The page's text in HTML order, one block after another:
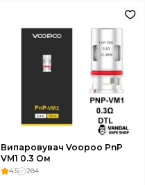
Випаровувач Voopoo PnP
VM1 0.3 Ом
4.5 284